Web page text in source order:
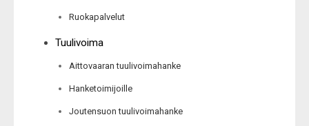
Ruokapalvelut
Tuulivoima
Aittovaaran tuulivoimahanke
Hanketoimijoille
Joutensuon tuulivoimahanke